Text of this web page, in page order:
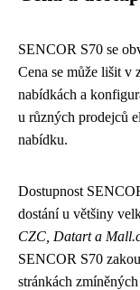
SENCOR S70 se
Cena se může lišit v
nabídkách a
u různých prodejců
nabídku.
Dostupnost
dostání u většiny
CZC, Datart a
SENCOR S70
stránkách